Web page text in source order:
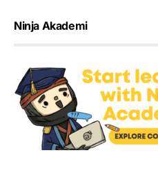
Ninja Akademi